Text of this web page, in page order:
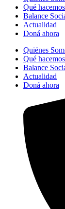
Qué hacemos
Balance
Actualidad
Doná ahora
Quiénes
Qué hacemos
Balance
Actualidad
Doná ahora